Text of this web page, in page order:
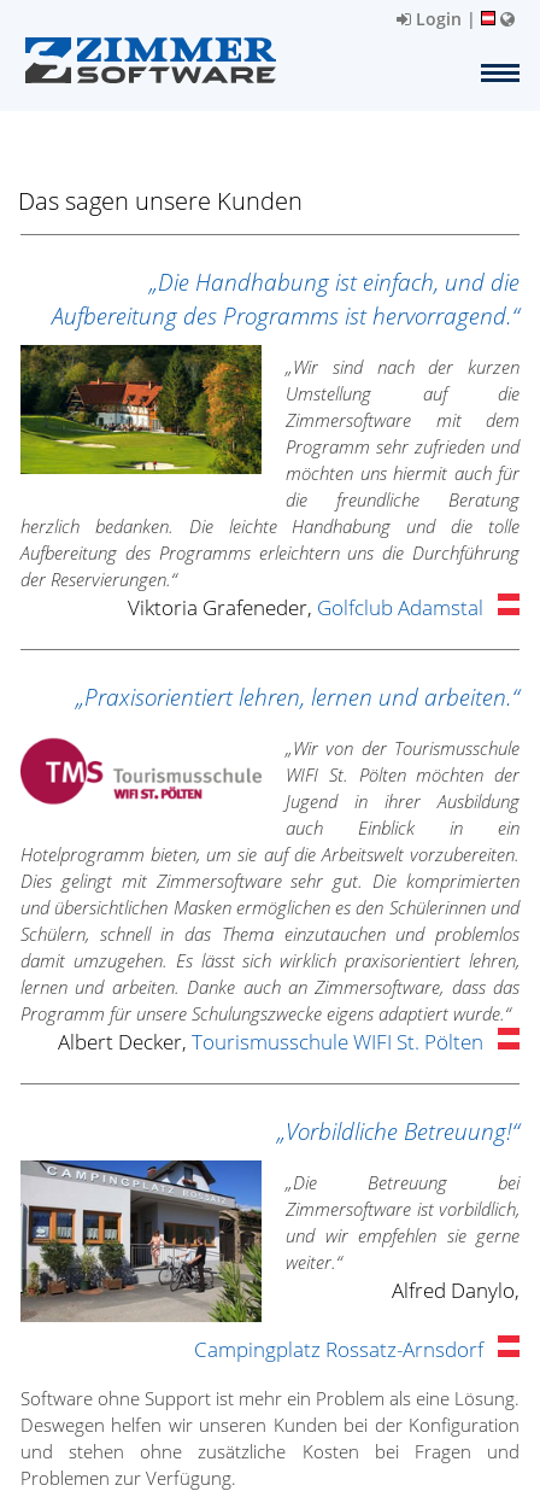
Login |
Das sagen unsere Kunden
„Die Handhabung ist einfach, und die
Aufbereitung des Programms ist hervorragend.“
„Wir sind nach der kurzen
Umstellung auf die
Zimmersoftware mit dem
Programm sehr zufrieden und
möchten uns hiermit auch für
die freundliche Beratung
herzlich bedanken. Die leichte Handhabung und die tolle
Aufbereitung des Programms erleichtern uns die Durchführung
der Reservierungen.“
Viktoria Grafeneder, Golfclub Adamstal
„Praxisorientiert lehren, lernen und arbeiten.“
„Wir von der Tourismusschule
WIFI St. Pölten möchten der
Jugend in ihrer Ausbildung
auch Einblick in ein
Hotelprogramm bieten, um sie auf die Arbeitswelt vorzubereiten.
Dies gelingt mit Zimmersoftware sehr gut. Die komprimierten
und übersichtlichen Masken ermöglichen es den Schülerinnen und
Schülern, schnell in das Thema einzutauchen und problemlos
damit umzugehen. Es lässt sich wirklich praxisorientiert lehren,
lernen und arbeiten. Danke auch an Zimmersoftware, dass das
Programm für unsere Schulungszwecke eigens adaptiert wurde.“
Albert Decker, Tourismusschule WIFI St. Pölten
„Vorbildliche Betreuung!“
„Die Betreuung bei
Zimmersoftware ist vorbildlich,
und wir empfehlen sie gerne
weiter.“
Alfred Danylo,
Campingplatz Rossatz-Arnsdorf
Software ohne Support ist mehr ein Problem als eine Lösung.
Deswegen helfen wir unseren Kunden bei der Konfiguration
und stehen ohne zusätzliche Kosten bei Fragen und
Problemen zur Verfügung.